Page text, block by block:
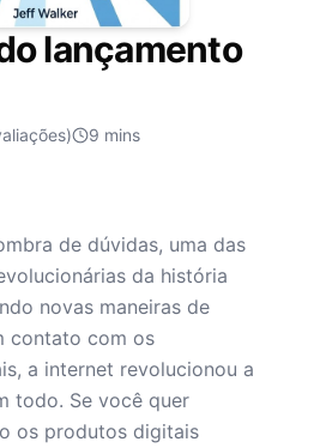
lançamento
9 mins
de dúvidas, uma das
da história
novas maneiras de
contato com os
a internet revolucionou a
todo. Se você quer
os produtos digitais